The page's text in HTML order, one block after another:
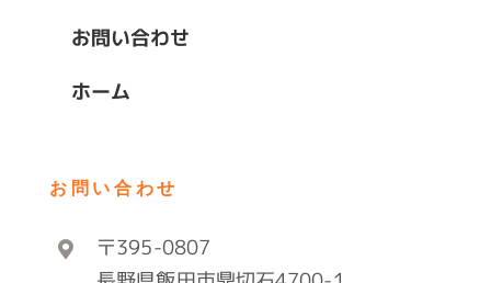
お問い合わせ
ホーム
お問い合わせ
〒395-0807